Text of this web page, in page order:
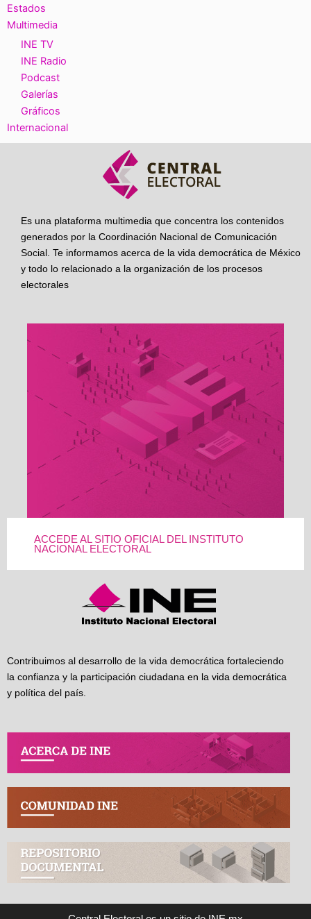
Estados
Multimedia
INE TV
INE Radio
Podcast
Galerías
Gráficos
Internacional
Es una plataforma multimedia que concentra los contenidos
generados por la Coordinación Nacional de Comunicación
Social. Te informamos acerca de la vida democrática de México
y todo lo relacionado a la organización de los procesos
electorales
ACCEDE AL SITIO OFICIAL DEL INSTITUTO
NACIONAL ELECTORAL
Contribuimos al desarrollo de la vida democrática fortaleciendo
la confianza y la participación ciudadana en la vida democrática
y política del país.